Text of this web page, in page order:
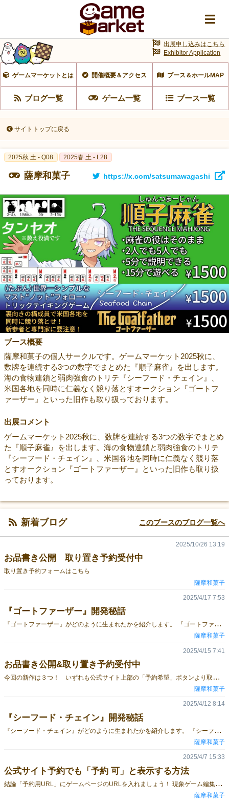
ゲームマーケットとは 開催概要＆アクセス ブース＆ホールMAP
ブログ一覧 ゲーム一覧 ブース一覧
出展申し込みはこちら
Exhibitor Application
サイトトップに戻る
2025秋 土 - Q08 2025春 土 - L28
薩摩和菓子 https://x.com/satsumawagashi
ブース概要
薩摩和菓子の個人サークルです。ゲームマーケット2025秋に、
数牌を連続する3つの数字でまとめた『順子麻雀』を出します。
海の食物連鎖と弱肉強食のトリテ『シーフード・チェイン』、
米国各地を同時に仁義なく競り落とすオークション『ゴートフ
ァーザー』といった旧作も取り扱っております。
出展コメント
ゲームマーケット2025秋に、数牌を連続する3つの数字でまとめ
た『順子麻雀』を出します。海の食物連鎖と弱肉強食のトリテ
『シーフード・チェイン』、米国各地を同時に仁義なく競り落
とすオークション『ゴートファーザー』といった旧作も取り扱
っております。
新着ブログ このブースのブログ一覧へ
お品書き公開 取り置き予約受付中
取り置き予約フォームはこちら
2025/10/26 13:19
薩摩和菓子
『ゴートファーザー』開発秘話
『
ゴートファーザー』がどのように生まれたかを紹介します。 『ゴートファーザー』とは？『ゴートファーザー』は、アメリカの裏社会を題材にした、制限付き封印入札マルチロットオークションゲームです。国際的なマフィアたちがアメリカの主要拠点を競り合います。自分のファミリーの構成員を活用しましょう。各プレイヤーは1～6の数字が書かれた6枚のカードを山札とし、6つの縄張りカードをテーブルに配置します。各縄張りカードには、勝利点、構成員カードを配置できる最大枚数、特定のカードに適用されるボーナスが記載されています。ターンプレイヤーは、自分の山札の一番上の構成員カードを、まだ獲得されていない縄張りカードに裏向きで配置します。その縄張りカードに配置された構成員カードの枚数が上限に達したら、構成員カードの配置順を保ったままひっくり返します。1枚目に配置された構成員カードは+1点、2枚目に配置された構成員カードは+2点と配置順に応じたボーナスが入ります。また、「ホワイトハウス」での「6」のように、構成員カードの数字が縄張りカードで指定された数字ならば、+3点のボーナスが入ります。各プレイヤーは構成員カードの数字とボーナスを合計します。合計値がもっとも高いプレイヤー（同値だった場合は最後に配置したプレイヤー）はその縄張りカードを獲得し、自身の構成員カードをその縄張りカードに残します。ほかのプレイヤーは自身の構成員カードを自身の山札に戻してシャッフルします。すべての縄張りカードが獲得されるか、誰も構成員カードを配置できなくなったらゲーム終了です。後者の場合、まだ獲得されていない縄張りカードでも「縄張りカードの獲得」を実行しますが、これで獲得した縄張りカードの勝利点は半分（端数切り捨て）となります。もっとも勝利点を獲得したプレイヤーの勝利です。製品ページはこちら 封印入札マルチロットの元ネタは『ヴィクトリアン・マスターマインド』「ゲームマーケットチャレンジ2024」に出展するボードゲームを考えるために小野卓也『ゲームメカニクス大全』を読んでいると、「オーダーカウンター」の例として『ヴィクトリアン・マスターマインド』が紹介されていました。『ヴィクトリアン・マスターマインド』は、19世紀の蒸気世界を舞台に、策謀と超科学マシーンで世界中を混乱に陥れることを目指す、中量級のボードゲームです。公式サイトからルールを引用しましょう。選択した色のエージェントタイルを取り、よく混ぜて絵の書かれてない面を上にして重ねます。 手番になったら、手元にあるエージェントタイルの一番上をとり、いずれかの中央ボードに伏せて置きます。エージェントタイルを置いたら次のプレイヤーに手番が移動します。 なお、一つの都市にエージェントタイルが３枚重ねられた場合は、手番の移動前にタイルの処理が発生します。エージェントはその都市に記載されている戦利品を獲得し、さらに各エージェントが保有する能力を発動します。この処理が発生することにより、あなたのマシーンの完成に一歩近づき、また攻撃力が強化され、手下が悪事を重ねます。つまり、世界がより混乱を極めていくのです！『ヴィクトリアン・マスターマインド』ではエージェントタイルを都市ボードに配置しますが、エージェントタイルも都市ボードもカードにすれば、カードのみで面白いゲームが作れるのでは？という発想から、『ゴートファーザー』の開発が始まりました。 『ヴィクトリアン・マスターマインド』の複雑さ『ヴィクトリアン・マスターマインド』は、「エージェントタイルを都市ボードに配置し、一定枚数のエージェントタイルが都市ボードに重ねられたら裏返す」まではとても簡単です。しかしながら、エージェントタイルはそれぞれ異なった能力を持ち、都市ボードはそれぞれ異なった戦利品をプレイヤー個人のボードに供給します。つまり、エージェントタイルと都市ボードの効果を表現するために、大量のルールとコンポーネントが必要になっているのです。これは、勝利点を獲得するまでに「策謀の実行」や「超科学マシーンの作成」という、複雑な工程を挟んでいるからです。『ヴィクトリアン・マスターマインド』を複雑にしているのが勝利点の獲得方法であるならば、超科学マシーンをなくし、「エージェントタイルは数字のみ」「都市を占領すると勝利点を獲得する」に変えればよいのでは？しかし、それだけではエージェントを都市に配置する順番や、エージェントと都市の組み合わせに意味がなくなってしまいます。 後追いボーナスと縄張りボーナスの追加エージェントタイルを都市に配置した順番に意味を与えるために、配置した順番が後であればあるほど強くなる「後追いボーナス」を追加しました。エージェントタイルを裏返す処理をできるだけ発生させたいので、ほかのプレイヤーが先行している都市でも逆転しやすくする意味合いもあります。また、エージェントと都市の組み合わせに意味を与えるために、特定のエージェントは特定の都市で強くなる「縄張りボーナス」を追加しました。強くなったことを表現する増加値の算出方法をいろいろ考えましたが、以下の理由から、「後追いボーナス」の最大値である「7」の半分（端数切り捨て）である「3」で固定になりました。乗算だと「後追いボーナス」との計算順が問題になってしまう加算が状況によって異なると、バランス崩壊しない計算式を考える必要があり、プレイヤーが覚えることも増える加算の固定値があまりに大きすぎると「後追いボーナス」が無意味になってしまう バランス調整の結果、ワーカープレイスメントからオークションにどのプレイヤーがその都市を占領し、勝利点を獲得するかまでは決まりました。では、その都市に配置されている構成員カードはどのように処理すべきでしょうか？すべてのプレイヤーの構成員カードがその都市に留まることにすると、プレイヤー人数×1分程度と、インストの時間を下回る短時間でゲームが終わってしまいます。よって最初期は、すべてのプレイヤーの構成員カードがそのプレイヤーの山札に戻る、いわゆる「ワーカープレイスメント」のような処理を考えていました。しかしながら、脳内でテストプレイをしてみると、構成員カードの配置上限が低い都市を占領して構成員カードを再利用する動きが強すぎる（＝そのような都市の勝利点を下方修正する必要がある）こと、山札をシャッフルしたときに数字の高い構成員カードが山札の上に来ると不本意な上振れが発生することがわかりました。ここで、論理学の出番です。合計値の比較で「勝ったプレイヤー」と「（勝たなかった＝）負けたプレイヤー」、そのプレイヤーの構成員カードがそのプレイヤーの山札に「戻る」と「戻らない」で場合分けすると、2×2=4パターンになります。個別に見ていきましょう。・勝ったプレイヤーも負けたプレイヤーも、そのプレイヤーの構成員カードがそのプレイヤーの山札に戻る先ほどの脳内テストプレイで、デメリットだらけだとわかりました。・勝ったプレイヤーも負けたプレイヤーも、そのプレイヤーの構成員カードがそのプレイヤーの山札に戻らないプレイヤー人数が少ないと、構成員カードが6枚では一瞬でゲームが終わります。論外です。・勝ったプレイヤーの構成員カードはそのプレイヤーの山札に戻るが、負けたプレイヤーは戻らない。最初の都市での勝敗が、ゲームの勝敗を決定してしまいます。論外です。・勝ったプレイヤーの構成員カードはそのプレイヤーの山札に戻らないが、負けたプレイヤーは戻る。負けたプレイヤーは山札が多く残ることになるので、逆転しやすくなります。また、派遣された構成員が残って、勝ち取った縄張りを守る、というフレイバーにも合致します。 「入札したコストが一番高いプレイヤーだけがコストを消費して勝利点を獲得するメカニクス」といえばオークションです。ワーカープレイスメントのバランスを調整した結果、オークションを車輪の再発明しました。 タイトルの元ネタは『ゴッドファーザー』裏社会の構成員が縄張りを占領する、というフレーバーは最初期からそのままですが、タイトルが確定したのはキャライラストを描き始めたタイミングでした。裏社会を題材にして、一般的な知名度が高い作品の時点で『仁義なき戦い』『レザボア・ドッグス』『ゴッドファーザー』の3択になります。『仁義なき戦い』は「仁義」「なき」「戦い」のいずれも変えることが難しく、やっとひねり出した『仁義にゃき戦い』も同名のsteamゲームが存在しました。『レザボア・ドッグス』はそもそも組織間の抗争が題材ではなく、知名度も相対的に低く、唯一思いついた『レザボア・キャッツ』も複数の映像作品のエピソード名として用例がありました。『ゴッドファーザー』は「ファーザー」さえ残っていれば通じる汎用性がある分、被りを避けるのが大変でした。『ドッグファーザー』はヒップホップアルバム、『コッドファーザー』は魚フライやコールオブデューティ界隈、『キャットファーザー』にいたってはボードゲームとしての用例がありました。そこで、英語で動物の名前を総当たりした結果、『ゴートファーザー』は元ネタと響きが似ていて、イタリアのワイン以外の用例がなく、キリスト教でヤギが悪魔の象徴にされがち、とピッタリでした。 最後にマフィアのフレーバーでお手軽に楽しめる、制限付き封印入札オークションゲーム『ゴートファーザー』をゲームマーケット2025春の土曜日に頒布します！価格はイベント限定で1500円！取り置き予約も受付中！製品ページはこちら
2025/4/17 7:53
薩摩和菓子
お品書き公開&取り置き予約受付中
今
回の新作は３つ！ いずれも公式サイト上部の「予約希望」ボタンより取り置き予約を受け付けております！ 海の食物連鎖と弱肉強食のマストノットフォロー・トリックテイキングゲーム『シーフード・チェイン』『シーフード・チェイン』予約ページ 裏向きの構成員でアメリカ各地を同時に競り落とすオークションゲーム『ゴートファーザー』『ゴートファーザー』予約ページ 満員電車を固有能力と手札を活用して耐え凌ぐゲーム『RUSH HOUR』『RUSH HOUR』予約ページ 土曜日(1日目)の「L28」でお待ちしております！
2025/4/15 7:41
薩摩和菓子
『シーフード・チェイン』開発秘話
『
シーフード・チェイン』がどのように生まれたかを紹介します。 『シーフード・チェイン』とは？『シーフード・チェイン』は、海の食物連鎖と弱肉強食を題材にした、マストノットフォロー・トリックテイキングゲームです。スートなし・切り札なし・特殊カードなし・ビッドなし・減点なしで、特殊なルールは場にない数字のカードを出す出せるカードがなければ、手札を公開し、そのラウンドは即終了場にある数字が連番を構成しているトリック（このとき、「1」は「8」の次の数字とする）で勝つと高得点の3点だけです。製品ページはこちら 「マストノットフォロー」の元ネタは『ポテトマン』『シーフード・チェイン』を作るきっかけになったボードゲームは『ポテトマン』です。『ポテトマン』は、「マストノットフォロー」を採用している、もっとも有名なトリックテイキングゲームです。「マストノットフォロー」とは、「場にないスートのカードを出す」「出せるカードがなければ、手札を公開し、そのラウンドは即終了」という一連のルールのことです。そして、『ポテトマン』は、商業出版社が日本語で出版したことのある、「マストノットフォロー」を採用したトリックテイキングゲームの中で、もっともシンプルなボードゲームでもあります（薩摩和菓子調べ）。この『ポテトマン』、現在は韓国の出版社「HonuGames」が日本語説明書付きで再販していますが、個人輸入が必要なため、定価での入手が難しい状況です。現在入手性が低くなっている『ポテトマン』の「マストノットフォロー」の面白さを残しつつ、もっとシンプルなトリックテイキングゲームを作れないだろうか？という発想から、『シーフード・チェイン』の開発が始まりました。 『ポテトマン』の複雑さ『ポテトマン』はトリックの勝敗を決めるまではとても簡単なのですが、カードの内訳と、得点の仕方に少し癖があります。赤のランクが5～18、青のランクが4～16、緑のランクが3～14、黄のランクが1～13、それぞれ1枚ずつ。勝ったスートによって得点カードが異なり、ランクが低いスートだとより高い得点カードを獲得できる。そのラウンドで同じスートで4回勝つと、そのスートの得点カードが枯渇し、それ以降はそのスートで勝つと、もっとも高い得点カードを獲得できる。もっとも高い得点カードも枯渇すると、そのスートで勝っても得点カードを獲得できない。これらはいずれもスートが関係しています。『ポテトマン』を複雑にしているのがスートであるならば、スートをなくし、「場にない数字のカードを出す」に変えればよいのでは？しかし、それだけではただ大きな数字を出すだけの無味乾燥なゲームになってしまいます。 「食物連鎖」の元ネタは『Flashpoint』得点ルールを考える際に参考にしたのが、世界初のマストノットフォロー・トリックテイキングゲーム（薩摩和菓子調べ）である『Flashpoint』です。英語ルール日本語ルール『Flashpoint』は「ブリッジ」のような2対2のチーム戦で、場にある札でポーカーの役を作ることを目指します。そして、ポーカーの役でスートも同じ数字も使わないのは「ストレート」（数字が連番を構成している）だけです。そこで、「場にある数字が連番を構成しているトリックで勝つと高得点」という、「食物連鎖」ルールを導入しました。 カード構成の元ネタは『ペアーズ』カード構成で参考にしたのが『ペアーズ』です。『ペアーズ』は、1が1枚、2が2枚、3が3枚……10が10枚の、計55枚のカードを使ったトランプのようなゲームです。アークライト 野澤 邦仁のボードゲームを作るには Vol.02「ゲームの着想7つ道具」「場にあるカードが3～5枚」でプレイヤーが狙えば連番を作れるように「数字は1~8にすること」、そして「肉食動物が肉食動物を食べる」という連鎖が発生することで食物連鎖の数を稼げるように「海の生きものを題材にすること」は決まりましたが、問題はカード構成でした。萬印堂のトランプパックで印刷する場合、カード枚数の上限は54枚だったのですが、8の倍数で条件を満たすのが48枚で、すべての数字を同じ枚数にすると6枚も余剰が発生してしまうのです。そこで、野澤邦仁氏の記事を思い出し、1が10枚、2が9枚、3が8枚……8が3枚と、ピラミッド型のカード構成を検討したところ、余剰カードが2枚まで減りました。また、食物連鎖の後ろになるほど個体数が少なくなる「生態ピラミッド」も表現できるようになりました。 タイトルで意識したのは『フードチェーンマグネイト』タイトルに『トリック』などの単語を含めればトリックテイキング好きに訴求できることはわかってはいましたが、「トリックテイキングを敬遠している人にも遊んでほしい」「商業のトリックテイキングでタイトルに『トリック』などの単語を含むものは少数派では？」との思いから、フレーバーである「海」と「食物連鎖」をそのままタイトルにしようと考えました。「食物連鎖」は英語で「food chain」ですが、重ゲーの名作『フードチェーンマグネイト』との差別化のために、ハンバーガーショップはメインとして扱わない「海産物」の「seafood」とかけて、『シーフード・チェイン』というタイトルになりました。 微調整いろいろルールを作成するにあたって以下の要素も検討しましたが、いずれもルールが煩雑になってしまうので、「マストノットフォローをお手軽に楽しむ」というコンセプトから現在の形になりました。弱肉強食（場にある数字が連番を構成しないトリック）で勝つと減点弱肉強食でも「1」は「8」に勝つ『ポテトマン』と同様に、2人用ルールでは個人山札を用いる 最後にマストノットフォローをお手軽に楽しめるトリックテイキングゲーム『シーフード・チェイン』をゲームマーケット2025春の土曜日に頒布します！価格はイベント限定で1500円！取り置き予約も受付中！製品ページはこちら
2025/4/12 8:14
薩摩和菓子
公式サイト予約でも「予約 可」と表示する方法
結
論「予約用URL」にゲームページのURLを入れましょう！ 現象ゲーム編集画面で「公式サイトで予約を受け付ける」にチェックを入れても、実際の画面では「予約 不可」と表示されてしまう。 原因「公式サイトで予約を受け付ける」にチェックが入っているかどうかに関係なく、ゲーム編集画面の「予約用URL」が空欄だと「予約 不可」と表示してしまうから。 解決方法「予約用URL」を、遷移しても問題ない有効なURL、つまりゲームページのURLで埋める。 詳細な方法ゲーム編集画面の「公開ステータス」が空欄の状態で「決定」を押す。ゲーム一覧画面でそのゲームの「プレビュー」を押す。プレビュー画面のURLのうち、「?」より前だけコピーする。ゲーム編集画面で「予約用URL」にコピーしたURLを貼り付ける。 FAQなんで「?」より前だけコピーするの？「?」以降はそのページのバージョンを指定しているため、含めてしまうとそれ以降に修正しても修正前のページを表示してしまうから。公式の予約ページのURLを指定すればよくない？「予約希望」ボタンを押しても予約ページに遷移するわけではなく、ゲームページにある予約フォームの表示・非表示を切り替えているだけだから。せめて「予約希望」ボタンまでスクロールさせられないの？「予約希望」ボタンを開発者ツールで見ると、周囲のパーツを含めてidが設定されていないため、アンカー付きURLが使用できないから。
2025/4/7 15:33
薩摩和菓子